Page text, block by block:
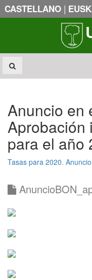
CASTELLANO |
Anuncio en
Aprobación
para el año
Tasas para 2020.